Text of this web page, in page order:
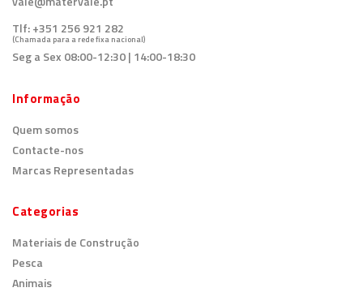
Tlf:+351 256 921 282
(Chamada para a rede fixa nacional)
Seg a Sex 08:00-12:30 | 14:00-18:30
Informação
Quem somos
Contacte-nos
Marcas Representadas
Categorias
Materiais de Construção
Pesca
Animais